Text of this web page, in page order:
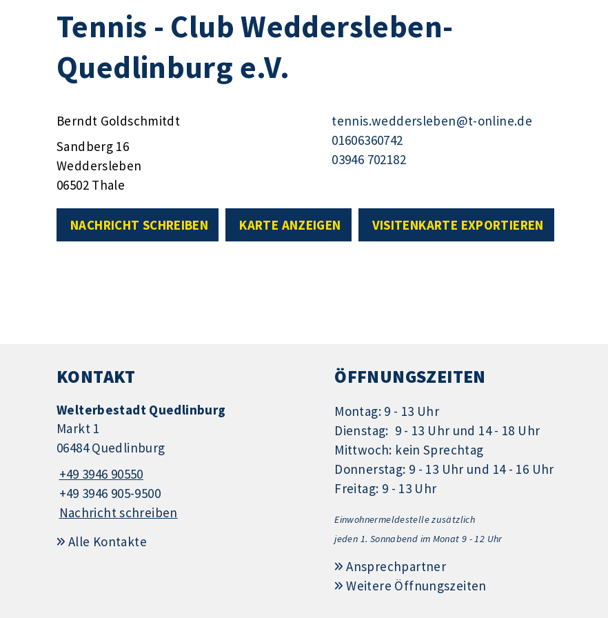
Tennis - Club Weddersleben-
Quedlinburg e.V.
Berndt Goldschmitdt
Sandberg 16
Weddersleben
06502 Thale
tennis.weddersleben@t-online.de
01606360742
03946 702182
NACHRICHT SCHREIBEN KARTE ANZEIGEN VISITENKARTE EXPORTIEREN
KONTAKT
Welterbestadt Quedlinburg
Markt 1
06484 Quedlinburg
+49 3946 90550
+49 3946 905-9500
Nachricht schreiben
Alle Kontakte
ÖFFNUNGSZEITEN
Montag: 9 - 13 Uhr
Dienstag: 9 - 13 Uhr und 14 - 18 Uhr
Mittwoch: kein Sprechtag
Donnerstag: 9 - 13 Uhr und 14 - 16 Uhr
Freitag: 9 - 13 Uhr
Einwohnermeldestelle zusätzlich
jeden 1. Sonnabend im Monat 9 - 12 Uhr
Ansprechpartner
Weitere Öffnungszeiten